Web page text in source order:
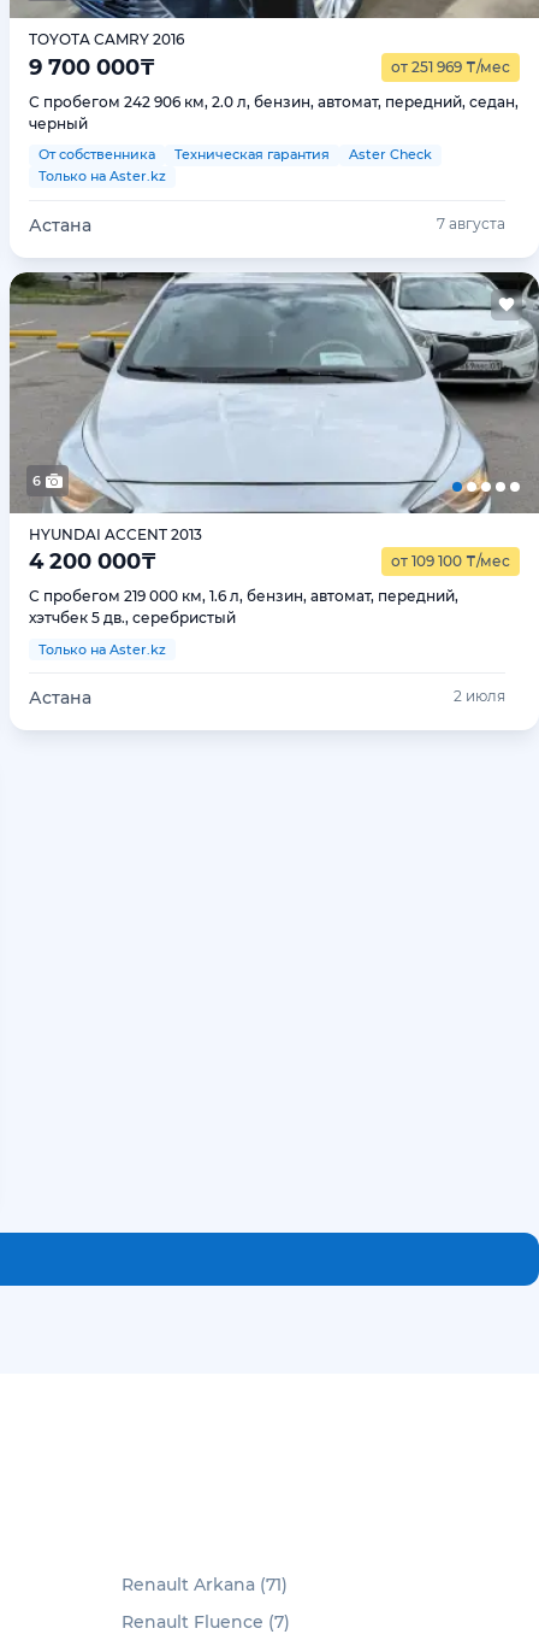
TOYOTA CAMRY 2016
9 700 000₸ от 251 969 ₸/мес
С пробегом 242 906 км, 2.0 л, бензин, автомат, передний, седан,
черный
От собственника Техническая гарантия
Aster Check
Только на Aster.kz
Астана 7 августа
6
HYUNDAI ACCENT 2013
4 200 000₸ от 109 100 ₸/мес
С пробегом 219 000 км, 1.6 л, бензин, автомат, передний,
хэтчбек 5 дв., серебристый
Только на Aster.kz
Астана 2 июля
Renault Arkana (71)
Renault Fluence (7)